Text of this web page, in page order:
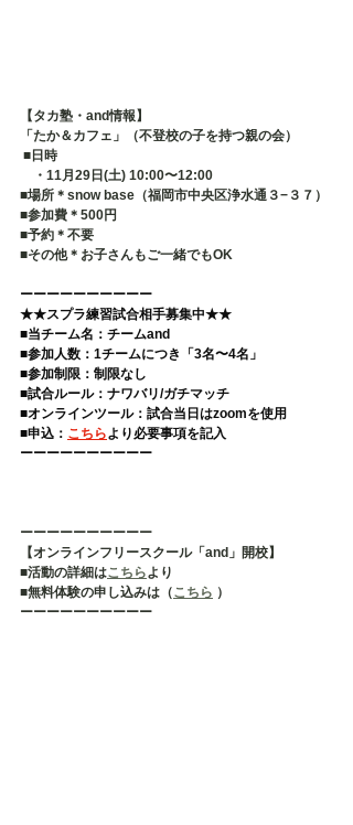
【タカ塾・and情報】
「たか＆カフェ」（不登校の子を持つ親の会）
■日時
・11月29日(土) 10:00〜12:00
■場所＊snow base（福岡市中央区浄水通３−３７）
■参加費＊500円
■予約＊不要
■その他＊お子さんもご一緒でもOK
ーーーーーーーーーー
★★スプラ練習試合相手募集中★★
■当チーム名：チームand
■参加人数：1チームにつき「3名〜4名」
■参加制限：制限なし
■試合ルール：ナワバリ/ガチマッチ
■オンラインツール：試合当日はzoomを使用
■申込： こちらより必要事項を記入
ーーーーーーーーーー
ーーーーーーーーーー
【オンラインフリースクール「and」開校】
■活動の詳細はこちらより
■無料体験の申し込みは（こちら ）
ーーーーーーーーーー